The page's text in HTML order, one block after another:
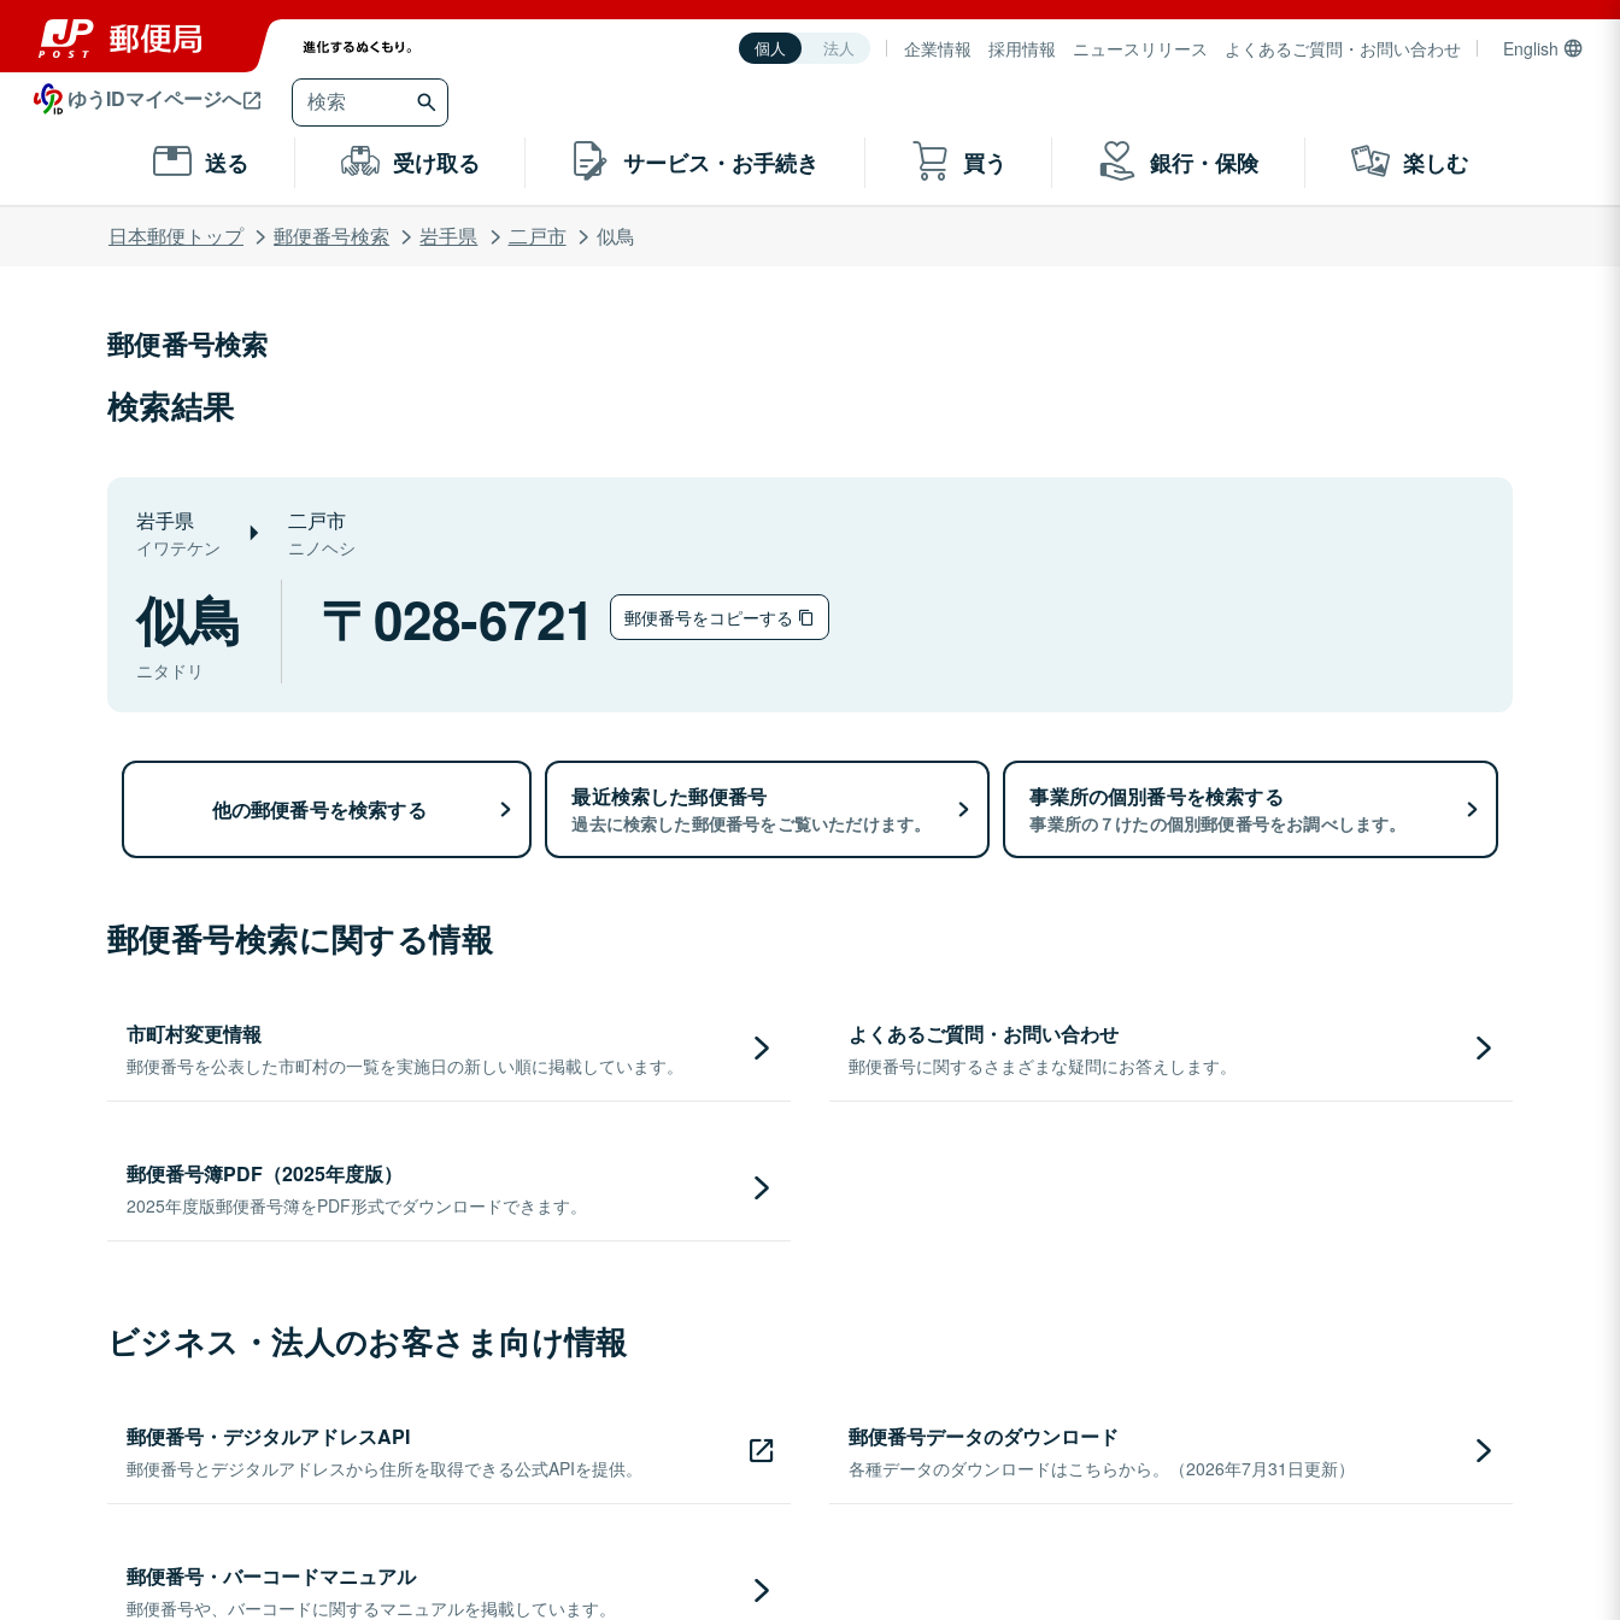
個人 法人 企業情報 採用情報 ニュースリリース よくあるご質問・お問い合わせ English
ゆうIDマイページへ
送る 受け取る サービス・お手続き 買う 銀行・保険 楽しむ
日本郵便トップ 郵便番号検索 岩手県 二戸市 似鳥
郵便番号検索
検索結果
岩手県
イワテケン
二戸市
ニノヘシ
似鳥
ニタドリ
028-6721 郵便番号をコピーする
他の郵便番号を検索する 最近検索した郵便番号
過去に検索した郵便番号をご覧いただけます。
事業所の個別番号を検索する
事業所の７けたの個別郵便番号をお調べします。
郵便番号検索に関する情報
市町村変更情報
郵便番号を公表した市町村の一覧を実施日の新しい順に掲載しています。
よくあるご質問・お問い合わせ
郵便番号に関するさまざまな疑問にお答えします。
郵便番号簿PDF（2025年度版）
2025年度版郵便番号簿をPDF形式でダウンロードできます。
ビジネス・法人のお客さま向け情報
郵便番号・デジタルアドレスAPI
郵便番号とデジタルアドレスから住所を取得できる公式APIを提供。
郵便番号データのダウンロード
各種データのダウンロードはこちらから。（2026年7月31日更新）
郵便番号・バーコードマニュアル
郵便番号や、バーコードに関するマニュアルを掲載しています。